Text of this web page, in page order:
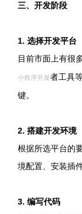
三、开发阶段
1. 选择开发平台
目前市面上有很
小程序开发者工具
键。
2. 搭建开发环境
根据所选平台的
境配置、安装插件
3. 编写代码